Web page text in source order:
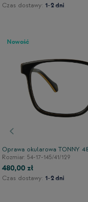
Czas dostawy: 1-2 dni
Poprzedni
Nowość
Oprawa okularowa TONNY
Rozmiar: 54-17-145/41/129
480,00 zł
Czas dostawy: 1-2 dni